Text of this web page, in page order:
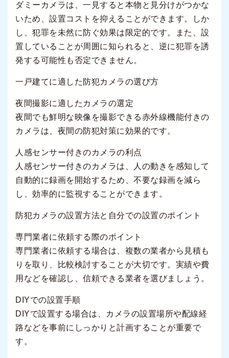
ダミーカメラは、一見すると本物と見分けがつかな
いため、設置コストを抑えることができます。しか
し、犯罪を未然に防ぐ効果は限定的です。また、設
置していることが周囲に知られると、逆に犯罪を誘
発する可能性も否定できません。
一戸建てに適した防犯カメラの選び方
夜間撮影に適したカメラの選定
夜間でも鮮明な映像を撮影できる赤外線機能付きの
カメラは、夜間の防犯対策に効果的です。
人感センサー付きのカメラの利点
人感センサー付きのカメラは、人の動きを感知して
自動的に録画を開始するため、不要な録画を減ら
し、効率的に監視することができます。
防犯カメラの設置方法と自分での設置のポイント
専門業者に依頼する際のポイント
専門業者に依頼する場合は、複数の業者から見積も
りを取り、比較検討することが大切です。実績や費
用などを確認し、信頼できる業者を選びましょう。
DIYでの設置手順
DIYで設置する場合は、カメラの設置場所や配線経
路などを事前にしっかりと計画することが重要で
す。